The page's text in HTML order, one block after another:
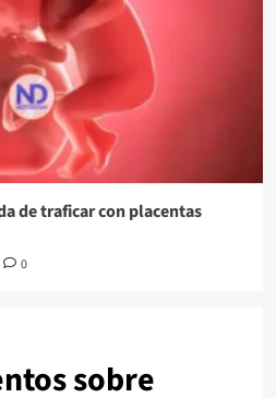
de traficar con placentas
0
sobre